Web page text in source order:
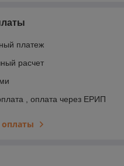
платеж
расчет
, оплата через ЕРИП
оплаты